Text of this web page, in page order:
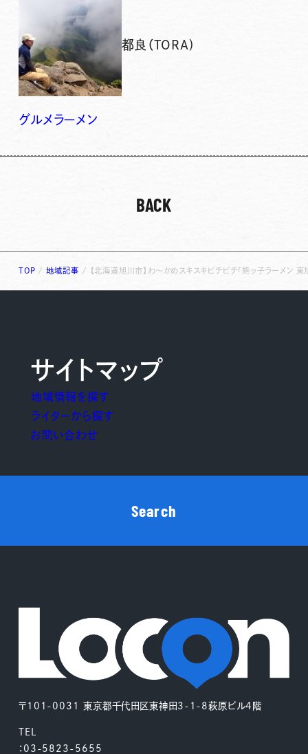
都良（TORA)
グルメ ラーメン
BACK
TOP /地域記事 / 【北海道旭川市】わ～かめスキスキピチピチ「熊ッ子ラーメン 東
〒101-0031 東京都千代田区東神田3-1-8萩原ビル4階
TEL
：03-5823-5655
サイトマップ
地域情報を探す
ライターから探す
お問い合わせ
Search